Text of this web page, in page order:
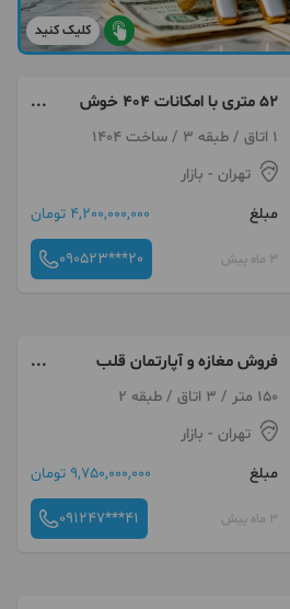
کلیک کنید
۵۲ متری با امکانات ۴۰۴ خوش
نقشه1 اتاق / طبقه 3 / ساخت 1404
تهران - بازار
مبلغ
4,200,000,000 تومان
3 ماه پیش 090523***20
فروش مغازه و آپارتمان قلب
بازاربزرگ
150 متر / 3 اتاق / طبقه 2
تهران - بازار
مبلغ
9,750,000,000 تومان
3 ماه پیش 091247***41